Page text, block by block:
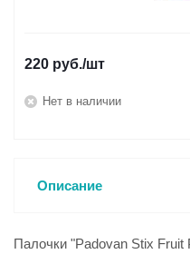
220 руб./шт
Нет в наличии
Описание
Палочки "Padovan Stix